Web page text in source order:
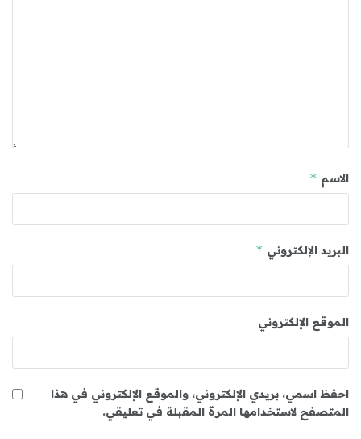
الاسم *
البريد الإلكتروني *
الموقع الإلكتروني
احفظ اسمي، بريدي الإلكتروني، والموقع الإلكتروني في هذا
المتصفح لاستخدامها المرة المقبلة في تعليقي.